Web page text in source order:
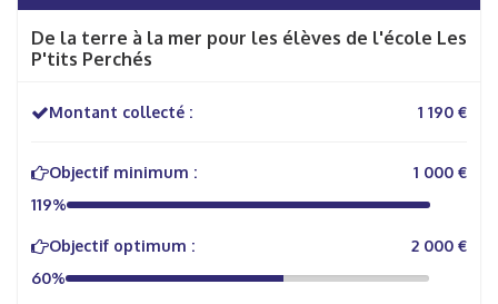
De la terre à la mer pour les élèves de l'école Les
P'tits Perchés
Montant collecté : 1 190 €
Objectif minimum :
1 000 €
119%
Objectif optimum :
2 000 €
60%